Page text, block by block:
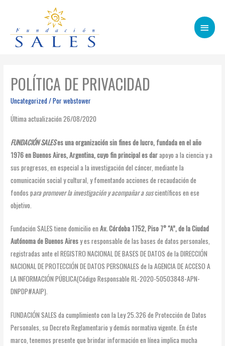
Menú
POLÍTICA DE PRIVACIDAD
Uncategorized/ Porwebstower
Última actualización 26/08/2020
FUNDACIÓN SALESes una organización sin fines de lucro, fundada en el año
1976 en Buenos Aires, Argentina, cuyo fin principal es darapoyo a la ciencia y a
sus progresos, en especial a la investigación del cáncer, mediante la
comunicación social y cultural, y fomentando acciones de recaudación de
fondos para promover la investigación y acompañar a suscientíficos en ese
objetivo.
Fundación SALES tiene domicilio enAv. Córdoba 1752, Piso 7° “A”, de la Ciudad
Autónoma de Buenos Airesy es responsable de las bases de datos personales,
registradas ante el REGISTRO NACIONAL DE BASES DE DATOS de la DIRECCIÓN
NACIONAL DE PROTECCIÓN DE DATOS PERSONALES de la AGENCIA DE ACCESO A
LA INFORMACIÓN PÚBLICA(Código Responsable RL-2020-50503848-APN-
DNPDP#AAIP).
FUNDACIÓN SALES da cumplimiento con la Ley 25.326 de Protección de Datos
Personales, su Decreto Reglamentario y demás normativa vigente. En éste
marco, tenemos presente que brindar información en línea implica mucha